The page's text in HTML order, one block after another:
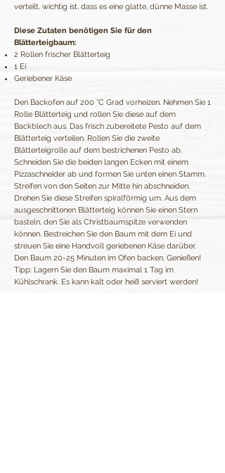
verteilt, wichtig ist, dass es eine glatte, dünne Masse ist.
Diese Zutaten benötigen Sie für den
Blätterteigbaum:
2 Rollen frischer Blätterteig
1 Ei
Geriebener Käse
Den Backofen auf 200 °C Grad vorheizen. Nehmen Sie 1
Rolle Blätterteig und rollen Sie diese auf dem
Backblech aus. Das frisch zubereitete Pesto auf dem
Blätterteig verteilen. Rollen Sie die zweite
Blätterteigrolle auf dem bestrichenen Pesto ab.
Schneiden Sie die beiden langen Ecken mit einem
Pizzaschneider ab und formen Sie unten einen Stamm.
Streifen von den Seiten zur Mitte hin abschneiden.
Drehen Sie diese Streifen spiralförmig um. Aus dem
ausgeschnittenen Blätterteig können Sie einen Stern
basteln, den Sie als Christbaumspitze verwenden
können. Bestreichen Sie den Baum mit dem Ei und
streuen Sie eine Handvoll geriebenen Käse darüber.
Den Baum 20-25 Minuten im Ofen backen. Genießen!
Tipp: Lagern Sie den Baum maximal 1 Tag im
Kühlschrank. Es kann kalt oder heiß serviert werden!